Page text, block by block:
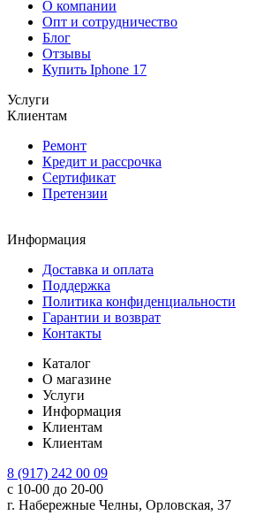
О компании
Опт и сотрудничество
Блог
Отзывы
Купить Iphone 17
Услуги
Клиентам
Ремонт
Кредит и рассрочка
Сертификат
Претензии
Информация
Доставка и оплата
Поддержка
Политика конфиденциальности
Гарантии и возврат
Контакты
Каталог
О магазине
Услуги
Информация
Клиентам
Клиентам
8 (917) 242 00 09
с 10-00 до 20-00
г. Набережные Челны, Орловская, 37